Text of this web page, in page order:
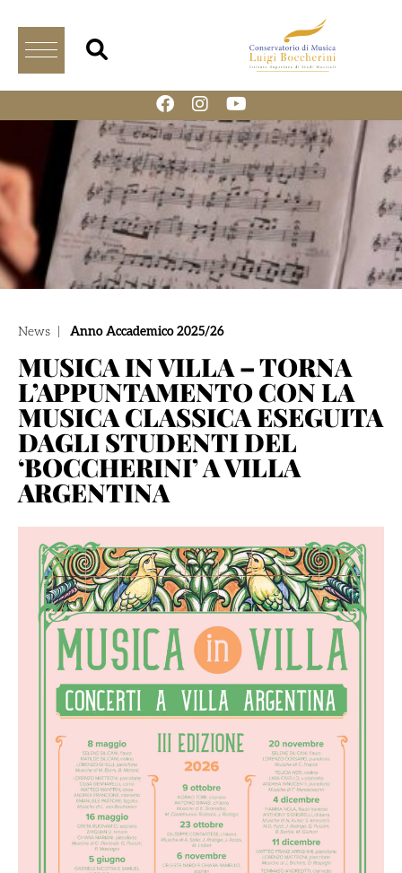
News Anno Accademico 2025/26
MUSICA IN VILLA – TORNA
L’APPUNTAMENTO CON LA
MUSICA CLASSICA ESEGUITA
DAGLI STUDENTI DEL
‘BOCCHERINI’ A VILLA
ARGENTINA